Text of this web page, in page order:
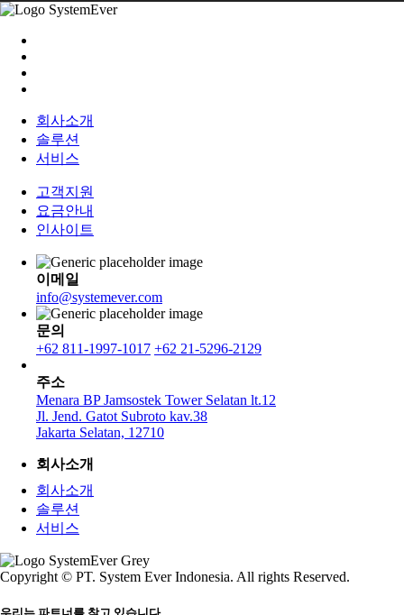
회사소개
솔루션
서비스
고객지원
요금안내
인사이트
이메일
info@systemever.com
문의
+62 811-1997-1017 +62 21-5296-2129
주소
Menara BP Jamsostek Tower Selatan lt.12
Jl. Jend. Gatot Subroto kav.38
Jakarta Selatan, 12710
회사소개
회사소개
솔루션
서비스
Copyright © PT. System Ever Indonesia. All rights Reserved.